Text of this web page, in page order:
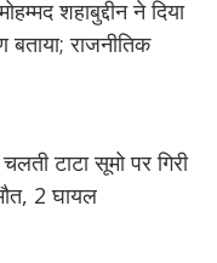
शहाबुद्दीन ने दिया
बताया; राजनीतिक
टाटा सूमो पर गिरी
2 घायल